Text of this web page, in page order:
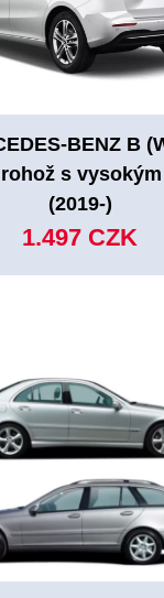
BENZ B
s
(2019-)
1.497 CZK